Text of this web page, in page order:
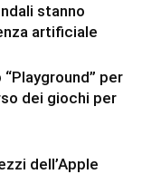
stanno
artificiale
per
dei giochi per
dell’Apple